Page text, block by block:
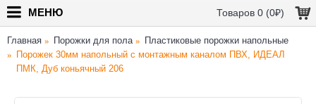
Товаров 0 (0₽)
МЕНЮ
Главная Порожки для пола
Пластиковые порожки напольные
Порожек 30мм напольный с монтажным каналом ПВХ, ИДЕАЛ
ПМК, Дуб коньячный 206